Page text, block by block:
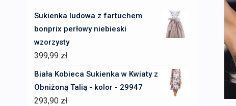
Sukienka ludowa z fartuchem
bonprix perłowy niebieski
wzorzysty
399,99 zł
Biała Kobieca Sukienka w Kwiaty z
Obniżoną Talią - kolor - 29947
293,90 zł